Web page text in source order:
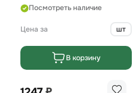
Посмотреть наличие
Цена за шт
В корзину